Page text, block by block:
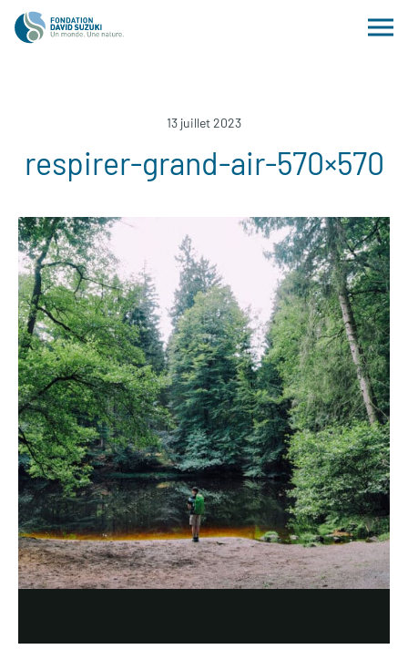
13 juillet 2023
respirer-grand-air-570×570